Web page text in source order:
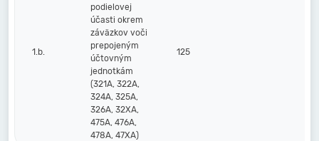
1.b.
podielovej
účasti okrem
záväzkov voči
prepojeným
účtovným
jednotkám
(321A, 322A,
324A, 325A,
326A, 32XA,
475A, 476A,
478A, 47XA)
125